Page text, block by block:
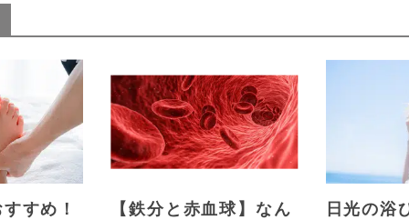
すめ！
【鉄分と赤血球】なん
日光の浴